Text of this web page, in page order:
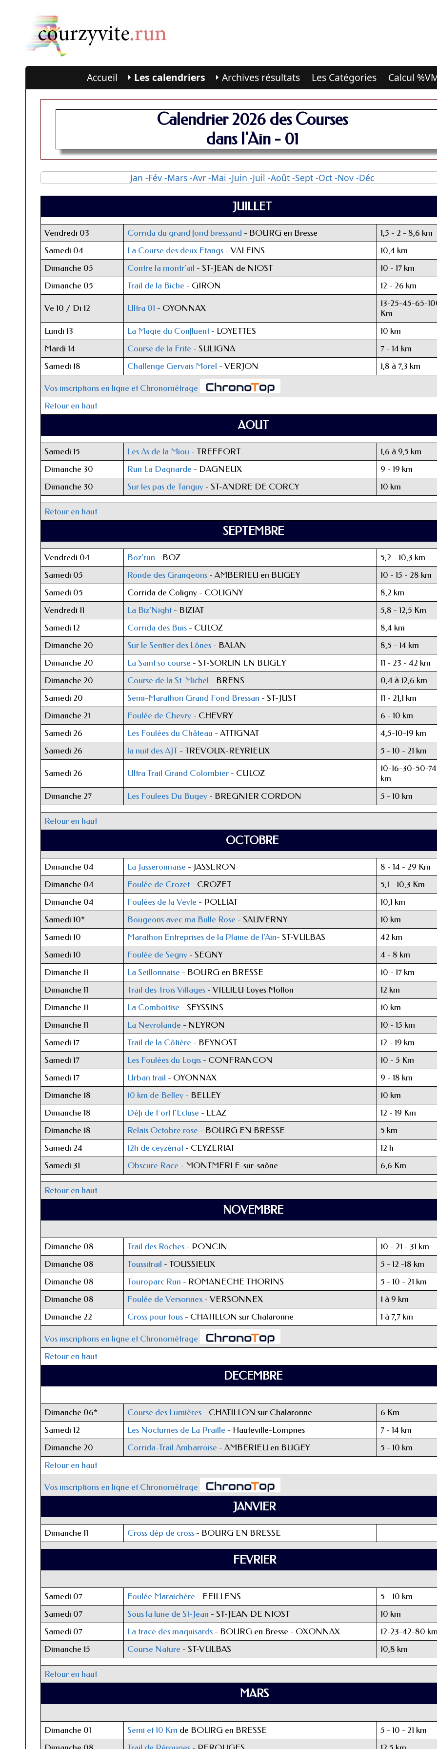
Accueil Les calendriers Archives résultats Les Catégories Calcul
Calendrier 2026 des Courses
dans l'Ain - 01
Jan -Fév -Mars -Avr -Mai -Juin -Juil -Août -Sept -Oct -Nov -Déc
JUILLET
Vendredi 03 Corrida du grand fond bressand - BOURG en Bresse
1,5 - 2 - 8,6 km
Samedi 04
La Course des deux Etangs - VALEINS
10,4 km
Dimanche 05
Contre la montr'ail - ST-JEAN de NIOST
10 - 17 km
Dimanche 05
Trail de la Biche - GIRON 12 - 26 km
Ve 10 / Di 12 Ultra 01 - OYONNAX
13-25-45-65-
Km
Lundi 13
La Magie du Confluent - LOYETTES
10 km
Mardi 14
Course de la Frite - SULIGNA
7 - 14 km
Samedi 18
Challenge Gervais Morel - VERJON 1,8 à 7,3 km
Vos inscriptions en ligne et Chronométrage
Retour en haut
AOUT
Samedi 15 Les As de la Miou - TREFFORT
1,6 à 9,5 km
Dimanche 30
Run La Dagnarde - DAGNEUX
9 - 19 km
Dimanche 30
Sur les pas de Tanguy - ST-ANDRE DE CORCY 10 km
Retour en haut
SEPTEMBRE
Vendredi 04 Boz'run - BOZ
5,2 - 10,3 km
Samedi 05
Ronde des Grangeons - AMBERIEU en BUGEY
10 - 15 - 28 km
Samedi 05
Corrida de Coligny - COLIGNY
8,2 km
Vendredi 11
La Biz'Night - BIZIAT
5,8 - 12,5 Km
Samedi 12
Corrida des Buis - CULOZ
8,4 km
Dimanche 20
Sur le Sentier des Lônes - BALAN
8,5 - 14 km
Dimanche 20
La Saint so course - ST-SORLIN EN BUGEY
11 - 23 - 42 km
Dimanche 20
Course de la St-Michel - BRENS
0,4 à 12,6 km
Samedi 20
Semi-Marathon Grand Fond Bressan - ST-JUST
11 - 21,1 km
Dimanche 21
Foulée de Chevry - CHEVRY
6 - 10 km
Samedi 26
Les Foulées du Château - ATTIGNAT
4,5-10-19 km
Samedi 26
la nuit des AJT - TREVOUX-REYRIEUX 5 - 10 - 21 km
Samedi 26 Ultra Trail Grand Colombier - CULOZ
10-16-30-50-
km
Dimanche 27
Les Foulees Du Bugey - BREGNIER CORDON 5 - 10 km
Retour en haut
OCTOBRE
Dimanche 04 La Jasseronnaise - JASSERON
8 - 14 - 29 Km
Dimanche 04
Foulée de Crozet - CROZET
5,1 - 10,3 Km
Dimanche 04
Foulées de la Veyle - POLLIAT
10,1 km
Samedi 10*
Bougeons avec ma Bulle Rose - SAUVERNY
10 km
Samedi 10
Marathon Entreprises de la Plaine de l'Ain- ST-VULBAS
42 km
Samedi 10
Foulée de Segny - SEGNY
4 - 8 km
Dimanche 11
La Seillonnaise - BOURG en BRESSE
10 - 17 km
Dimanche 11
Trail des Trois Villages - VILLIEU Loyes Mollon
12 km
Dimanche 11
La Comboitise - SEYSSINS
10 km
Dimanche 11
La Neyrolande - NEYRON
10 - 15 km
Samedi 17
Trail de la Côtière - BEYNOST
12 - 19 km
Samedi 17
Les Foulées du Logis - CONFRANCON
10 - 5 Km
Samedi 17
Urban trail - OYONNAX
9 - 18 km
Dimanche 18
10 km de Belley - BELLEY
10 km
Dimanche 18
Défi de Fort l'Ecluse - LEAZ
12 - 19 Km
Dimanche 18
Relais Octobre rose - BOURG EN BRESSE
5 km
Samedi 24
12h de ceyzériat - CEYZERIAT
12 h
Samedi 31
Obscure Race - MONTMERLE-sur-saône 6,6 Km
Retour en haut
NOVEMBRE
Dimanche 08 Trail des Roches - PONCIN
10 - 21 - 31 km
Dimanche 08
Toussitrail - TOUSSIEUX
5 - 12 -18 km
Dimanche 08
Touroparc Run - ROMANECHE THORINS
5 - 10 - 21 km
Dimanche 08
Foulée de Versonnex- VERSONNEX
1 à 9 km
Dimanche 22
Cross pour tous - CHATILLON sur Chalaronne 1 à 7,7 km
Vos inscriptions en ligne et Chronométrage
Retour en haut
DECEMBRE
Dimanche 06* Course des Lumières - CHATILLON sur Chalaronne
6 Km
Samedi 12
Les Nocturnes de La Praille - Hauteville-Lompnes
7 - 14 km
Dimanche 20
Corrida-Trail Ambarroise - AMBERIEU en BUGEY
5 - 10 km
Retour en haut
Vos inscriptions en ligne et Chronométrage
JANVIER
Dimanche 11 Cross dép de cross - BOURG EN BRESSE
FEVRIER
Samedi 07 Foulée Maraichère - FEILLENS
5 - 10 km
Samedi 07
Sous la lune de St-Jean - ST-JEAN DE NIOST
10 km
Samedi 07
La trace des maquisards - BOURG en Bresse - OXONNAX
12-23-42-80
Dimanche 15
Course Nature - ST-VULBAS 10,8 km
Retour en haut
MARS
Dimanche 01 Semi et 10 Km de BOURG en BRESSE
5 - 10 - 21 km